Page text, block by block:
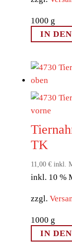
1000 g
IN
TK
11,00 € inkl.
inkl. 10 %
zzgl.
1000 g
IN